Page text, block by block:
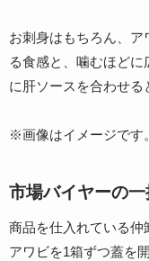
お刺身はもちろん、
る食感と、噛むほど
に肝ソースを合わせる
※画像はイメージです。
市場バイヤーの一
商品を仕入れている仲
アワビを1箱ずつ蓋を